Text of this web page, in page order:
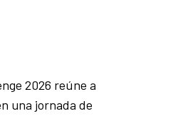
2026 reúne a
una jornada de